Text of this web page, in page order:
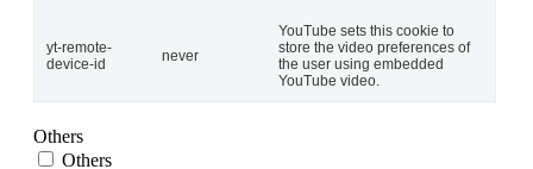
yt-remote-
device-id
never
YouTube sets this cookie to
store the video preferences of
the user using embedded
YouTube video.
Others
Others